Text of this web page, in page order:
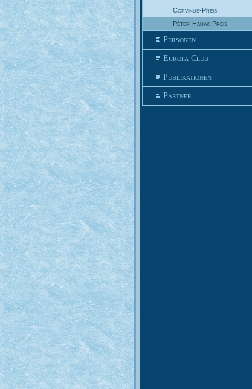
Corvinus-Preis
Péter-Hanák-Preis
Personen
Europa Club
Publikationen
Partner